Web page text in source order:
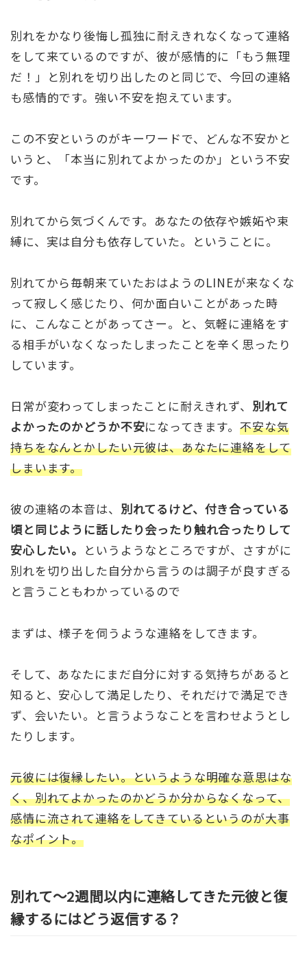
別れをかなり後悔し孤独に耐えきれなくなって連絡
をして来ているのですが、彼が感情的に「もう無理
だ！」と別れを切り出したのと同じで、今回の連絡
も感情的です。強い不安を抱えています。
この不安というのがキーワードで、どんな不安かと
いうと、「本当に別れてよかったのか」という不安
です。
別れてから気づくんです。あなたの依存や嫉妬や束
縛に、実は自分も依存していた。ということに。
別れてから毎朝来ていたおはようのLINEが来なくな
って寂しく感じたり、何か面白いことがあった時
に、こんなことがあってさー。と、気軽に連絡をす
る相手がいなくなったしまったことを辛く思ったり
しています。
日常が変わってしまったことに耐えきれず、別れて
よかったのかどうか不安になってきます。不安な気
持ちをなんとかしたい元彼は、あなたに連絡をして
しまいます。
彼の連絡の本音は、 別れてるけど、付き合っている
頃と同じように話したり会ったり触れ合ったりして
安心したい。 というようなところですが、さすがに
別れを切り出した自分から言うのは調子が良すぎる
と言うこともわかっているので
まずは、様子を伺うような連絡をしてきます。
そして、あなたにまだ自分に対する気持ちがあると
知ると、安心して満足したり、それだけで満足でき
ず、会いたい。と言うようなことを言わせようとし
たりします。
元彼には復縁したい。というような明確な意思はな
く、別れてよかったのかどうか分からなくなって、
感情に流されて連絡をしてきているというのが大事
なポイント。
別れて〜2週間以内に連絡してきた元彼と復
縁するにはどう返信する？